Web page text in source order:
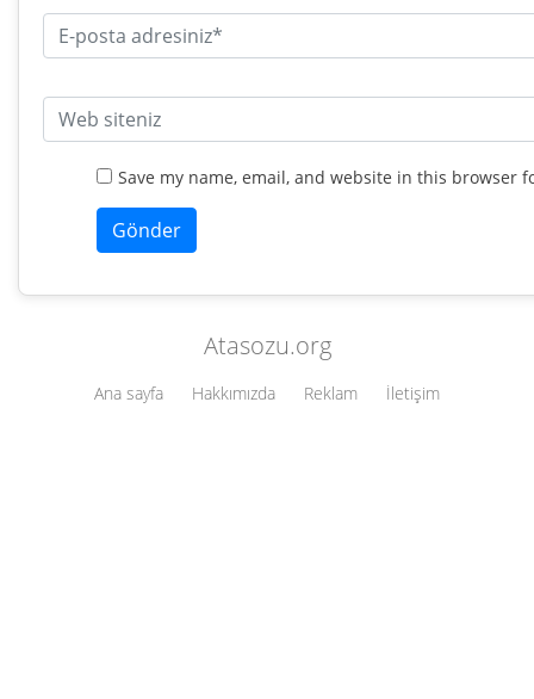
Save my name, email, and website in this browser
Atasozu.org
Ana sayfa Hakkımızda Reklam İletişim